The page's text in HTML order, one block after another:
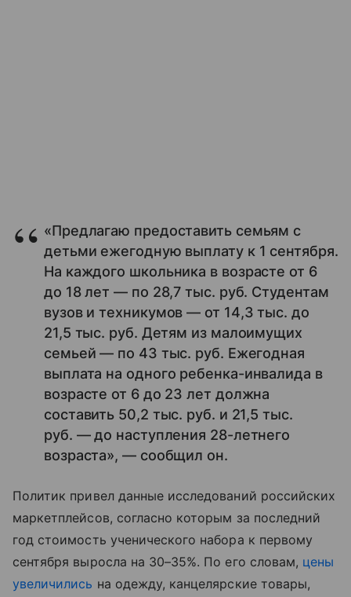
«Предлагаю предоставить семьям с
детьми ежегодную выплату к 1 сентября.
На каждого школьника в возрасте от 6
до 18 лет — по 28,7 тыс. руб. Студентам
вузов и техникумов — от 14,3 тыс. до
21,5 тыс. руб. Детям из малоимущих
семьей — по 43 тыс. руб. Ежегодная
выплата на одного ребенка-инвалида в
возрасте от 6 до 23 лет должна
составить 50,2 тыс. руб. и 21,5 тыс.
руб. — до наступления 28-летнего
возраста», — сообщил он.
Политик привел данные исследований российских
маркетплейсов, согласно которым за последний
год стоимость ученического набора к первому
сентября выросла на 30–35%. По его словам, цены
увеличились на одежду, канцелярские товары,